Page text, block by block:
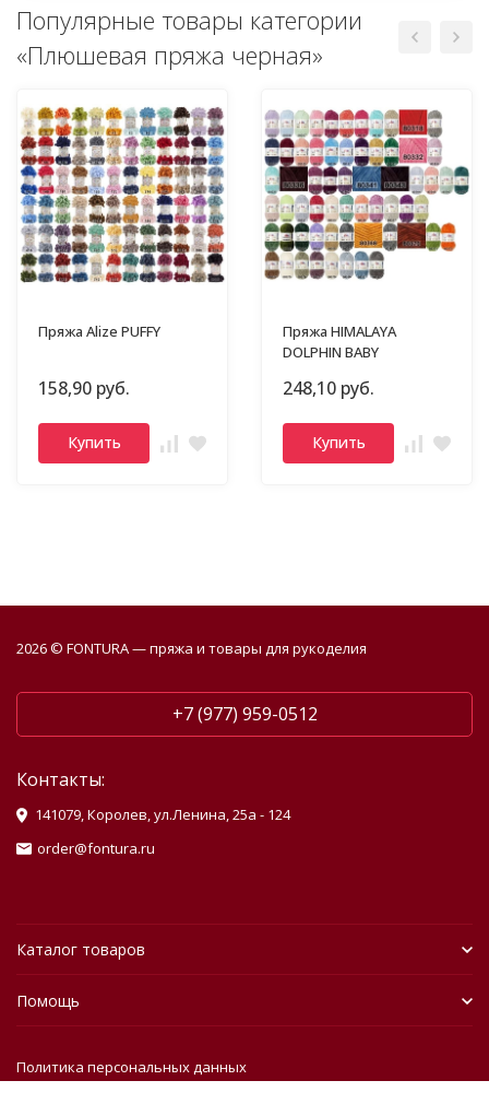
Популярные товары категории
«Плюшевая пряжа черная»
Пряжа Alize PUFFY
158,90 руб.
Купить
Пряжа HIMALAYA
DOLPHIN BABY
248,10 руб.
Купить
2026 © FONTURA — пряжа и товары для рукоделия
+7 (977) 959-0512
Контакты:
141079, Королев, ул.Ленина, 25а - 124
order@fontura.ru
Каталог товаров
Помощь
Политика персональных данных